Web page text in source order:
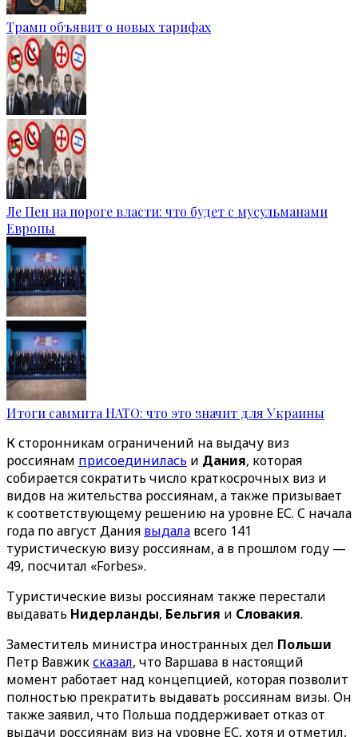
Трамп объявит о новых тарифах
Ле Пен на пороге власти: что будет с мусульманами
Европы
Итоги саммита НАТО: что это значит для Украины
К сторонникам ограничений на выдачу виз
россиянам присоединилась и Дания, которая
собирается сократить число краткосрочных виз и
видов на жительства россиянам, а также призывает
к соответствующему решению на уровне ЕС. С начала
года по август Дания выдала всего 141
туристическую визу россиянам, а в прошлом году —
49, посчитал «Forbes».
Туристические визы россиянам также перестали
выдавать Нидерланды, Бельгия и Словакия.
Заместитель министра иностранных дел Польши
Петр Вавжиксказал, что Варшава в настоящий
момент работает над концепцией, которая позволит
полностью прекратить выдавать россиянам визы. Он
также заявил, что Польша поддерживает отказ от
выдачи россиянам виз на уровне ЕС, хотя и отметил,